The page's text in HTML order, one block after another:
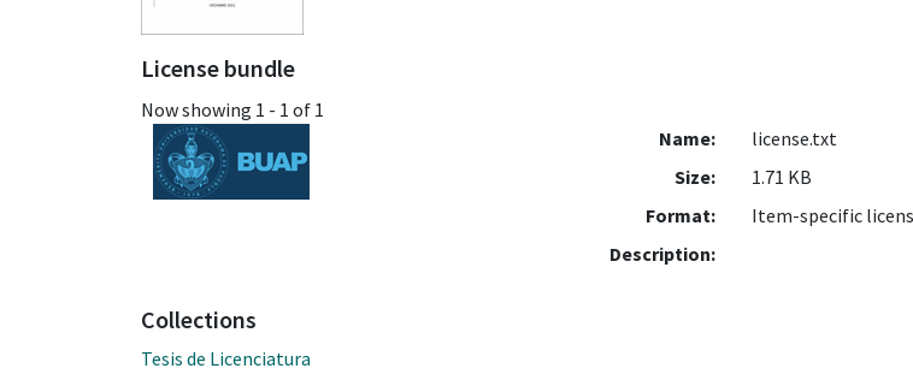
License bundle
Now showing 1 - 1 of 1
Name:
license.txt
Size:
1.71 KB
Format:
Item-specific
Description:
Collections
Tesis de Licenciatura